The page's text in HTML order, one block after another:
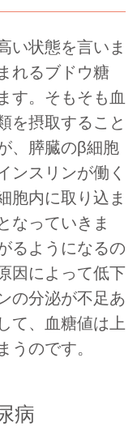
い状態を言いま
れるブドウ糖
す。そもそも血
を摂取すること
、膵臓のβ細胞
ンスリンが働く
胞内に取り込ま
なっていきま
るようになるの
因によって低下
の分泌が不足あ
て、血糖値は上
うのです。
病